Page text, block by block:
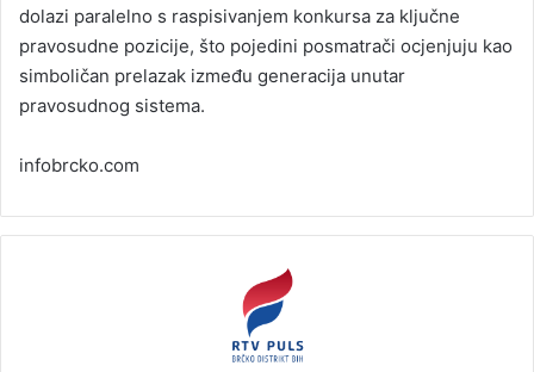
dolazi paralelno s raspisivanjem konkursa za ključne
pravosudne pozicije, što pojedini posmatrači ocjenjuju kao
simboličan prelazak između generacija unutar
pravosudnog sistema.
infobrcko.com